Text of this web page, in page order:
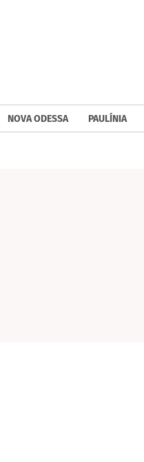
NOVA ODESSA PAULÍNIA